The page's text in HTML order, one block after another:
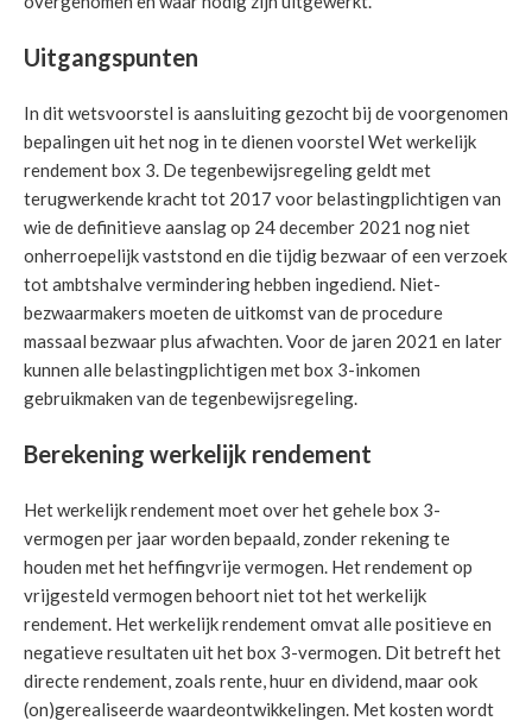
Uitgangspunten
In dit wetsvoorstel is aansluiting gezocht bij de voorgenomen
bepalingen uit het nog in te dienen voorstel Wet werkelijk
rendement box 3. De tegenbewijsregeling geldt met
terugwerkende kracht tot 2017 voor belastingplichtigen van
wie de definitieve aanslag op 24 december 2021 nog niet
onherroepelijk vaststond en die tijdig bezwaar of een verzoek
tot ambtshalve vermindering hebben ingediend. Niet-
bezwaarmakers moeten de uitkomst van de procedure
massaal bezwaar plus afwachten. Voor de jaren 2021 en later
kunnen alle belastingplichtigen met box 3-inkomen
gebruikmaken van de tegenbewijsregeling.
Berekening werkelijk rendement
Het werkelijk rendement moet over het gehele box 3-
vermogen per jaar worden bepaald, zonder rekening te
houden met het heffingvrije vermogen. Het rendement op
vrijgesteld vermogen behoort niet tot het werkelijk
rendement. Het werkelijk rendement omvat alle positieve en
negatieve resultaten uit het box 3-vermogen. Dit betreft het
directe rendement, zoals rente, huur en dividend, maar ook
(on)gerealiseerde waardeontwikkelingen. Met kosten wordt